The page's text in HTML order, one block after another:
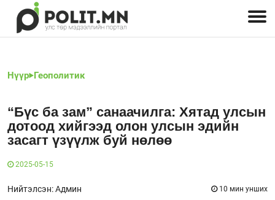
Нүүр Геополитик
“Бүс ба зам” санаачилга: Хятад улсын
дотоод хийгээд олон улсын эдийн
засагт үзүүлж буй нөлөө
2025-05-15
Нийтэлсэн: Админ 10 мин унших